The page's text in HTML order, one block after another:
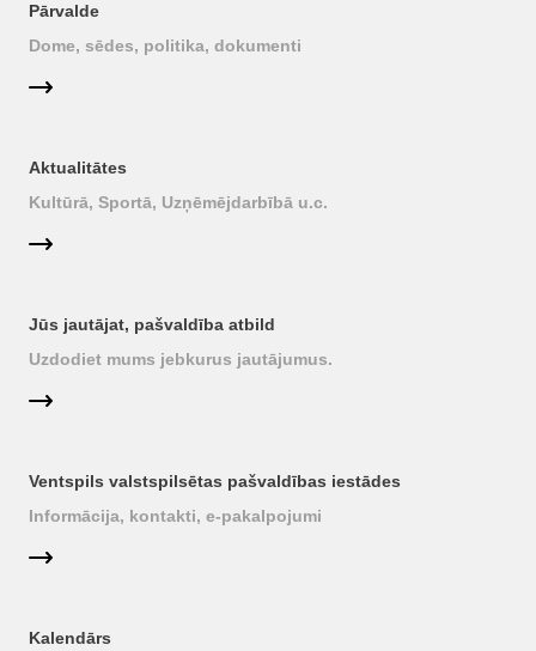
Pārvalde
Dome, sēdes, politika, dokumenti
Aktualitātes
Kultūrā, Sportā, Uzņēmējdarbībā u.c.
Jūs jautājat, pašvaldība atbild
Uzdodiet mums jebkurus jautājumus.
Ventspils valstspilsētas pašvaldības iestādes
Informācija, kontakti, e-pakalpojumi
Kalendārs